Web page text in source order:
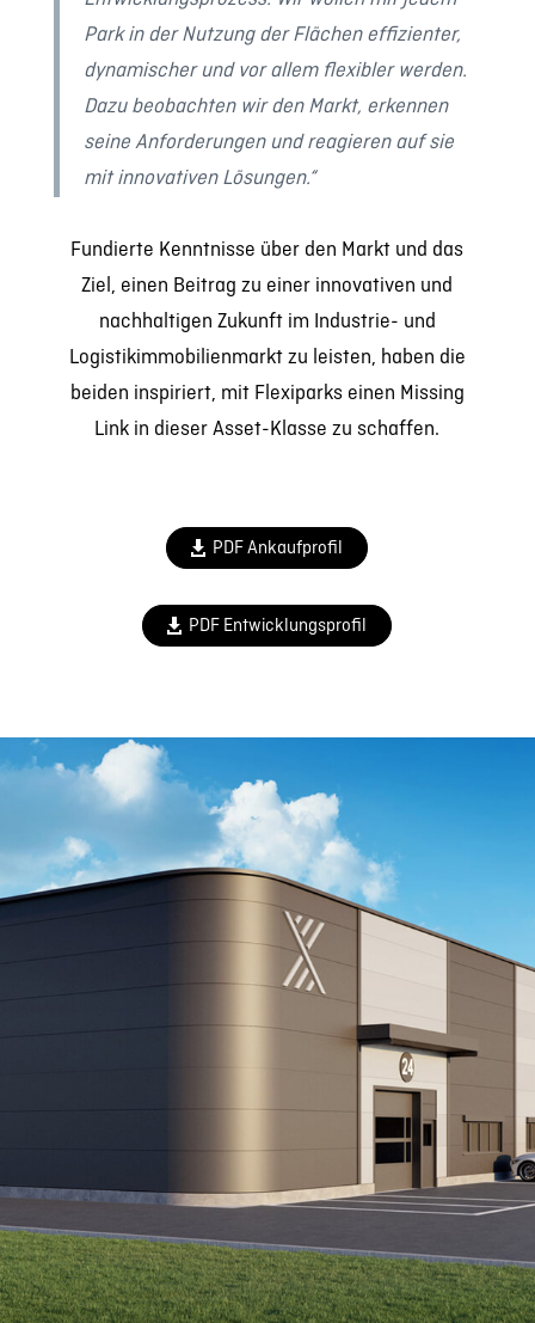
Park in der Nutzung der Flächen effizienter,
dynamischer und vor allem flexibler werden.
Dazu beobachten wir den Markt, erkennen
seine Anforderungen und reagieren auf sie
mit innovativen Lösungen.“
Fundierte Kenntnisse über den Markt und das
Ziel, einen Beitrag zu einer innovativen und
nachhaltigen Zukunft im Industrie- und
Logistikimmobilienmarkt zu leisten, haben die
beiden inspiriert, mit Flexiparks einen Missing
Link in dieser Asset-Klasse zu schaffen.
PDF Ankaufprofil
PDF Entwicklungsprofil